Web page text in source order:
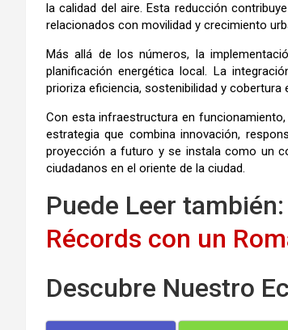
la calidad del aire. Esta reducción
relacionados con movilidad y crecimiento
Más allá de los números, la
planificación energética local. La
prioriza eficiencia, sostenibilidad y cobertura
Con esta infraestructura en
estrategia que combina innovación,
proyección a futuro y se instala como un
ciudadanos en el oriente de la ciudad.
Puede Leer también:
Récords con un
Descubre Nuestro